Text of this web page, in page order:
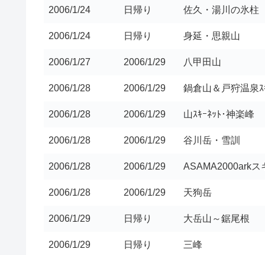
2006/1/24 日帰り 佐久・湯川の氷柱
2006/1/24 日帰り 身延・思親山
2006/1/27 2006/1/29 八甲田山
2006/1/28 2006/1/29 鍋倉山＆戸狩温泉ｽ
2006/1/28 2006/1/29 山ｽｷｰﾈｯﾄ･神楽峰
2006/1/28 2006/1/29 谷川岳・雪訓
2006/1/28 2006/1/29 ASAMA2000arkス
2006/1/28 2006/1/29 天狗岳
2006/1/29 日帰り 大岳山～鋸尾根
2006/1/29 日帰り 三峰